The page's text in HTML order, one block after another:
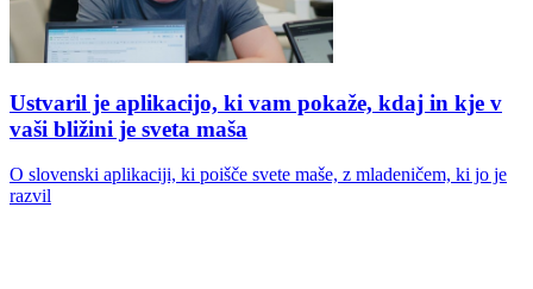
Ustvaril je aplikacijo, ki vam pokaže, kdaj in kje v
vaši bližini je sveta maša
O slovenski aplikaciji, ki poišče svete maše, z mladeničem, ki jo je
razvil